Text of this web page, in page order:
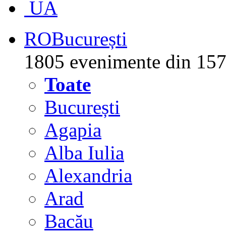
UA
ROBucurești
1805 evenimente din
Toate
București
Agapia
Alba Iulia
Alexandria
Arad
Bacău